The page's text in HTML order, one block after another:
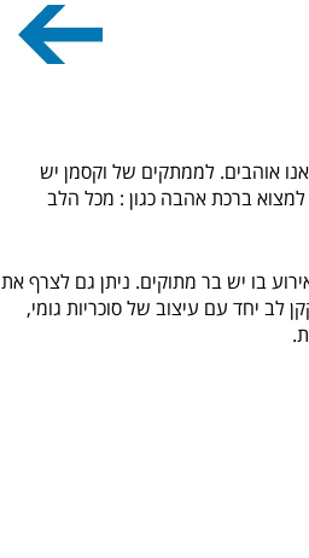
אוהבים. לממתקים של וקסמן יש
למצוא ברכת אהבה כגון : מכל הלב
בו יש בר מתוקים. ניתן גם לצרף את
לב יחד עם עיצוב של סוכריות גומי,